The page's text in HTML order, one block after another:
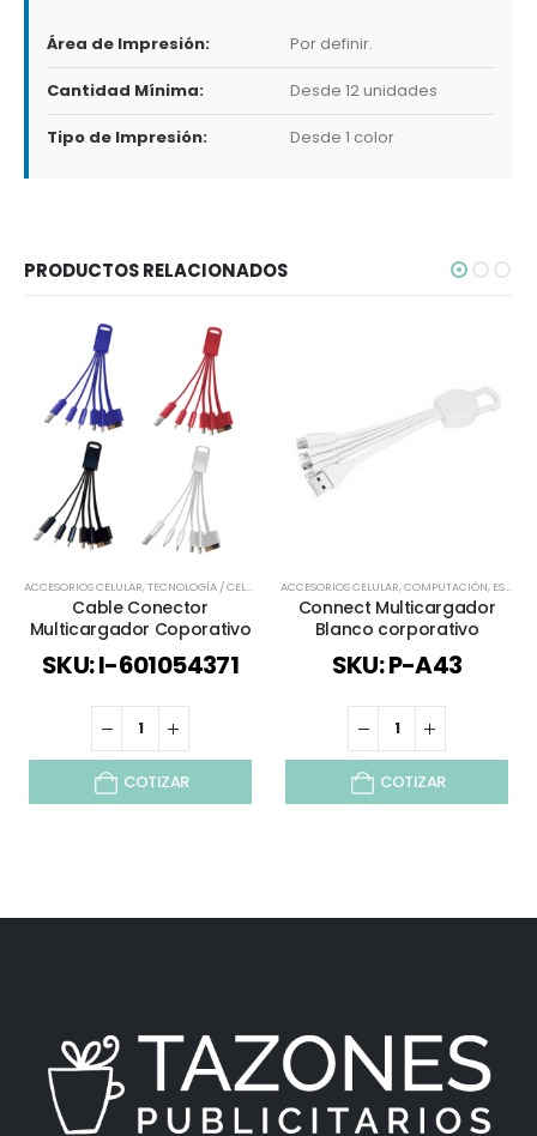
Área de Impresión: Por definir.
Cantidad Mínima: Desde 12 unidades
Tipo de Impresión: Desde 1 color
PRODUCTOS RELACIONADOS
ACCESORIOS CELULAR,TECNOLOGÍA / CELULAR / COMPUTACIÓN / AUDIO ,TODOS
Cable Conector
Multicargador Coporativo
SKU: I-601054371
COTIZAR
ACCESORIOS CELULAR,COMPUTACIÓN, ESPECIAL DÍA DEL MINERO
Connect Multicargador
Blanco corporativo
SKU: P-A43
COTIZAR